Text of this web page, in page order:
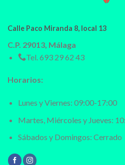
Calle Paco Miranda 8, local 13
C.P. 29013, Málaga
Tel. 693 29 62 43
Horarios:
Lunes y Viernes: 09:00-17:00
Martes, Miércoles y Jueves:
Sábados y Domingos: Cerrado